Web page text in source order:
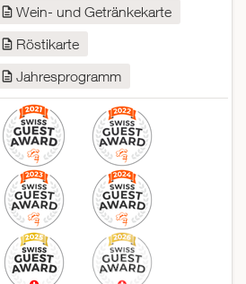
09:00–21:30
Wein- und Getränkekarte
Röstikarte
Jahresprogramm